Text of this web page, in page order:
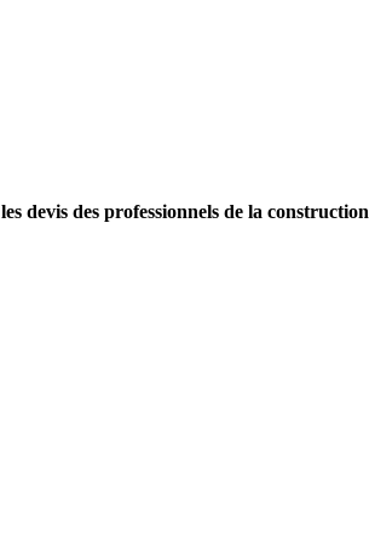
les devis des professionnels de la construction